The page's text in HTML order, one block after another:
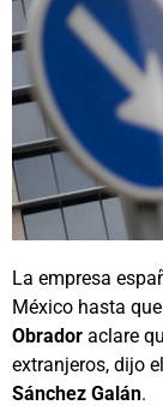
La empresa
México hasta
Obrador aclare
extranjeros, dijo
Sánchez Galán.